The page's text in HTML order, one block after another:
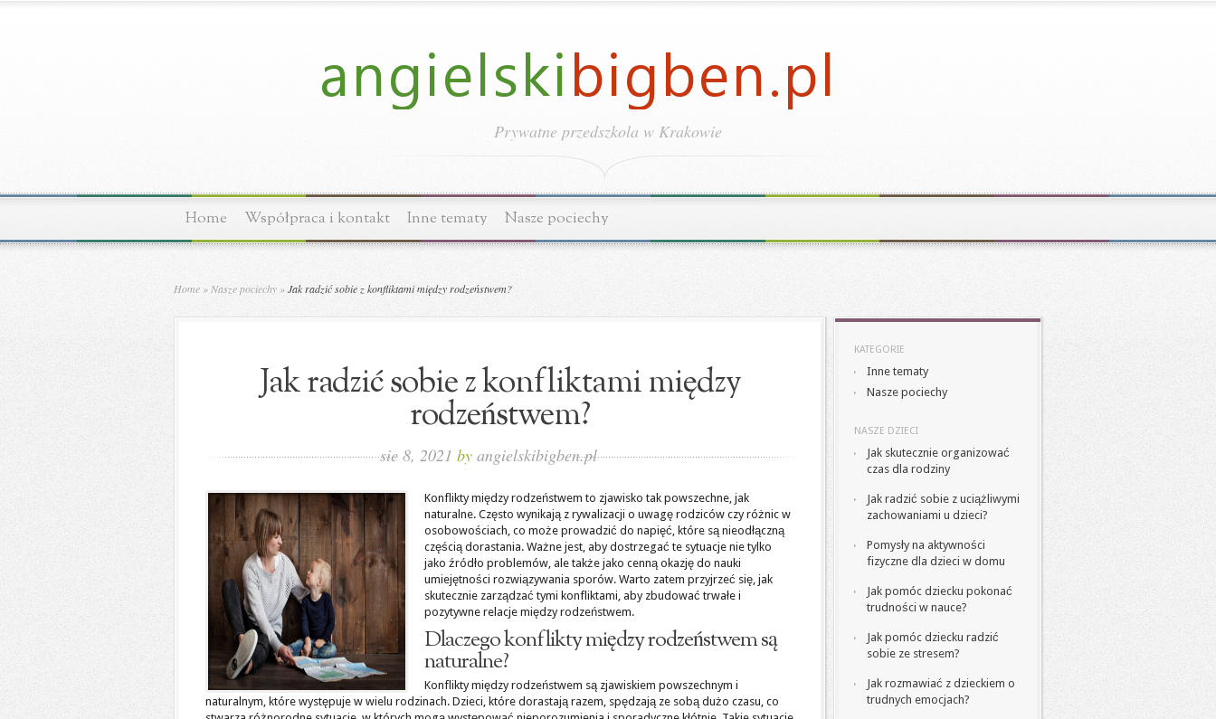
Prywatne przedszkola w Krakowie
Home Współpraca i kontakt Inne tematy Nasze pociechy
Home » Nasze pociechy »Jak radzić sobie z konfliktami między rodzeństwem?
Jak radzić sobie z konfliktami między
rodzeństwem?
sie 8, 2021 by angielskibigben.pl
Konflikty między rodzeństwem to zjawisko tak powszechne, jak
naturalne. Często wynikają z rywalizacji o uwagę rodziców czy różnic w
osobowościach, co może prowadzić do napięć, które są nieodłączną
częścią dorastania. Ważne jest, aby dostrzegać te sytuacje nie tylko
jako źródło problemów, ale także jako cenną okazję do nauki
umiejętności rozwiązywania sporów. Warto zatem przyjrzeć się, jak
skutecznie zarządzać tymi konfliktami, aby zbudować trwałe i
pozytywne relacje między rodzeństwem.
Dlaczego konflikty między rodzeństwem są
naturalne?
Konflikty między rodzeństwem są zjawiskiem powszechnym i
naturalnym, które występuje w wielu rodzinach. Dzieci, które dorastają razem, spędzają ze sobą dużo czasu, co
KATEGORIE
Inne tematy
Nasze pociechy
NASZE DZIECI
Jak skutecznie organizować
czas dla rodziny
Jak radzić sobie z uciążliwymi
zachowaniami u dzieci?
Pomysły na aktywności
fizyczne dla dzieci w domu
Jak pomóc dziecku pokonać
trudności w nauce?
Jak pomóc dziecku radzić
sobie ze stresem?
Jak rozmawiać z dzieckiem o
trudnych emocjach?